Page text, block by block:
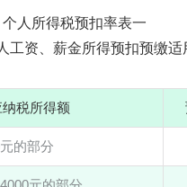
个人所得税预扣率表一
工资、薪金所得预扣预缴适
税所得额
的部分